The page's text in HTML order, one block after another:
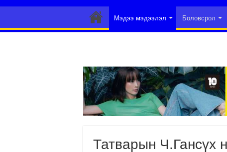
Мэдээ мэдээлэл Боловсрол
Татварын Ч.Гансүх